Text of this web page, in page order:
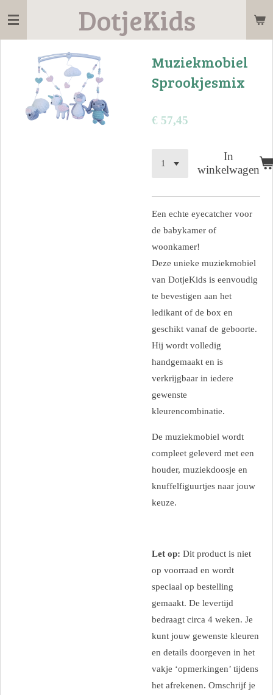
Ga
hoofdinhoud
DotjeKids
Muziekmobiel
Sprookjesmix
€ 57,45
In
winkelwagen
Een echte eyecatcher voor
de babykamer of
woonkamer!
Deze unieke muziekmobiel
van DotjeKids is eenvoudig
te bevestigen aan het
ledikant of de box en
geschikt vanaf de geboorte.
Hij wordt volledig
handgemaakt en is
verkrijgbaar in iedere
gewenste
kleurencombinatie.
De muziekmobiel wordt
compleet geleverd met een
houder, muziekdoosje en
knuffelfiguurtjes naar jouw
keuze.
Let op: Dit product is niet
op voorraad en wordt
speciaal op bestelling
gemaakt. De levertijd
bedraagt circa 4 weken. Je
kunt jouw gewenste kleuren
en details doorgeven in het
vakje ‘opmerkingen’ tijdens
het afrekenen. Omschrijf je